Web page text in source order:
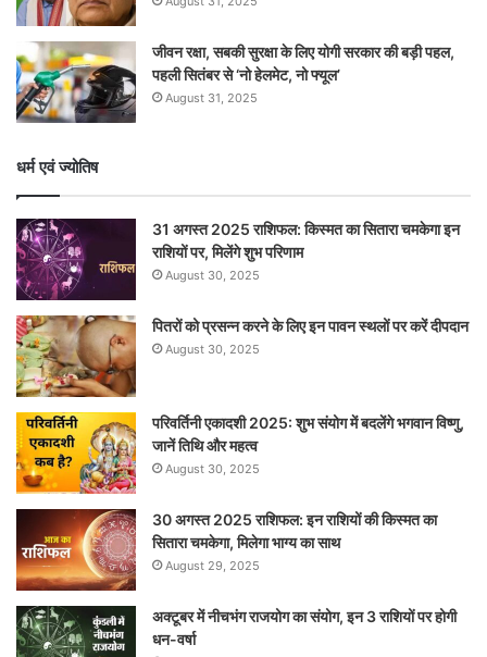
जीवन रक्षा, सबकी सुरक्षा के लिए योगी सरकार की बड़ी पहल,
पहली सितंबर से ‘नो हेलमेट, नो फ्यूल’
August 31, 2025
धर्म एवं ज्योतिष
31 अगस्त 2025 राशिफल: किस्मत का सितारा चमकेगा इन
राशियों पर, मिलेंगे शुभ परिणाम
August 30, 2025
पितरों को प्रसन्न करने के लिए इन पावन स्थलों पर करें दीपदान
August 30, 2025
परिवर्तिनी एकादशी 2025: शुभ संयोग में बदलेंगे भगवान विष्णु,
जानें तिथि और महत्व
August 30, 2025
30 अगस्त 2025 राशिफल: इन राशियों की किस्मत का
सितारा चमकेगा, मिलेगा भाग्य का साथ
August 29, 2025
अक्टूबर में नीचभंग राजयोग का संयोग, इन 3 राशियों पर होगी
धन-वर्षा